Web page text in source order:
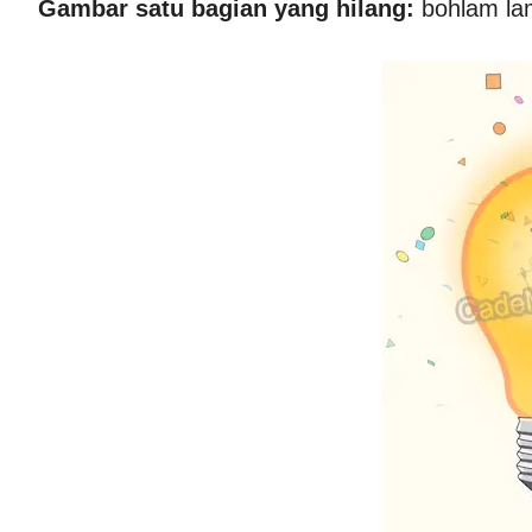
Gambar satu bagian yang hilang: bohlam